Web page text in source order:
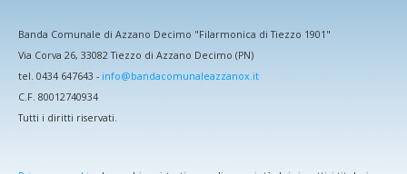
Banda Comunale di Azzano Decimo "Filarmonica di Tiezzo 1901"
Via Corva 26, 33082 Tiezzo di Azzano Decimo (PN)
tel. 0434 647643 - info@bandacomunaleazzanox.it
C.F. 80012740934
Tutti i diritti riservati.